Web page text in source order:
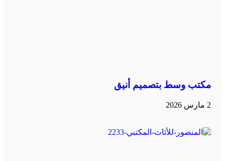
مكتب وسط بتصميم أنيق
2 مارس 2026